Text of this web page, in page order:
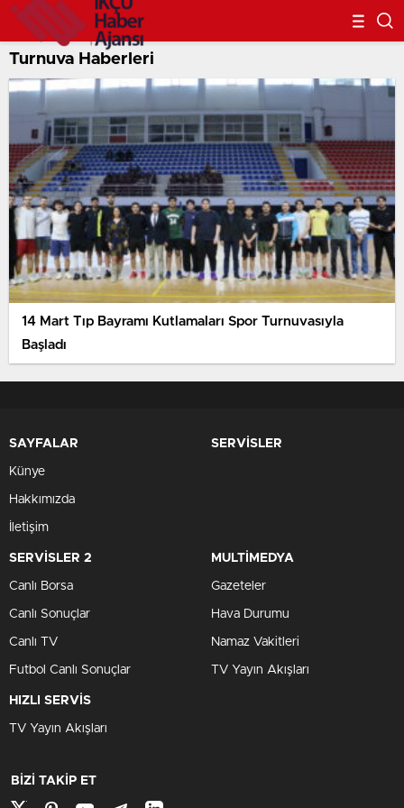
Turnuva Haberleri
14 Mart Tıp Bayramı Kutlamaları Spor Turnuvasıyla
Başladı
SAYFALAR
Künye
Hakkımızda
İletişim
SERVİSLER
SERVİSLER 2
Canlı Borsa
Canlı Sonuçlar
Canlı TV
Futbol Canlı Sonuçlar
MULTİMEDYA
Gazeteler
Hava Durumu
Namaz Vakitleri
TV Yayın Akışları
HIZLI SERVİS
TV Yayın Akışları
BİZİ TAKİP ET